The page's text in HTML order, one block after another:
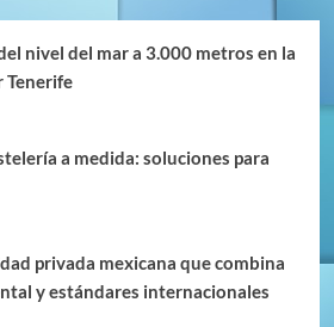
nivel del mar a 3.000 metros en la
Tenerife
a medida: soluciones para
privada mexicana que combina
y estándares internacionales